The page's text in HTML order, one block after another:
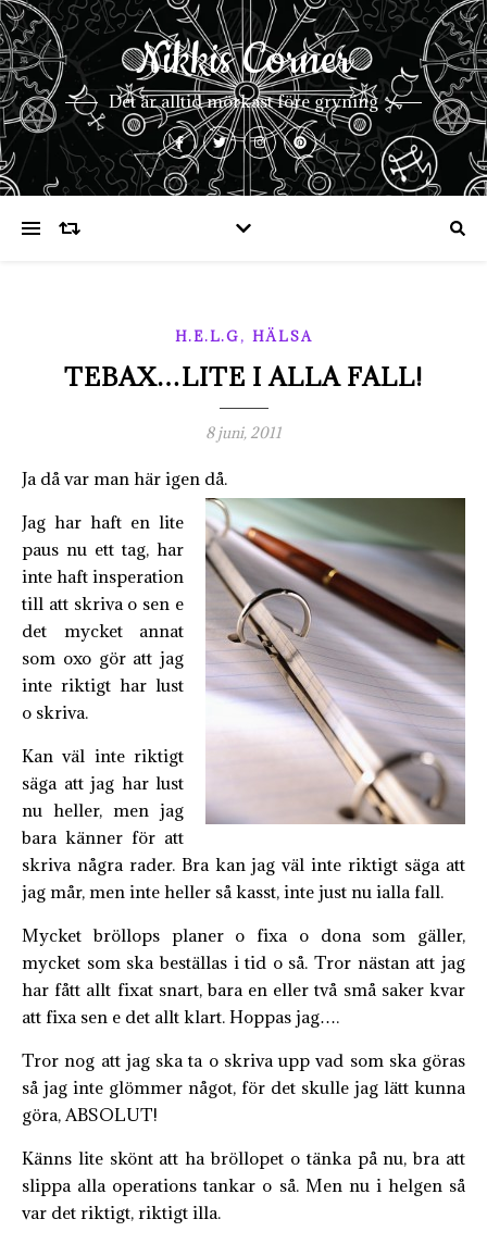
Nikkis Corner
Det är alltid mörkast före gryning
H.E.L.G, HÄLSA
TEBAX…LITE I ALLA FALL!
8 juni, 2011
Ja då var man här igen då.
Jag har haft en lite
paus nu ett tag, har
inte haft insperation
till att skriva o sen e
det mycket annat
som oxo gör att jag
inte riktigt har lust
o skriva.
Kan väl inte riktigt
säga att jag har lust
nu heller, men jag
bara känner för att
skriva några rader. Bra kan jag väl inte riktigt säga att
jag mår, men inte heller så kasst, inte just nu ialla fall.
Mycket bröllops planer o fixa o dona som gäller,
mycket som ska beställas i tid o så. Tror nästan att jag
har fått allt fixat snart, bara en eller två små saker kvar
att fixa sen e det allt klart. Hoppas jag….
Tror nog att jag ska ta o skriva upp vad som ska göras
så jag inte glömmer något, för det skulle jag lätt kunna
göra, ABSOLUT!
Känns lite skönt att ha bröllopet o tänka på nu, bra att
slippa alla operations tankar o så. Men nu i helgen så
var det riktigt, riktigt illa.